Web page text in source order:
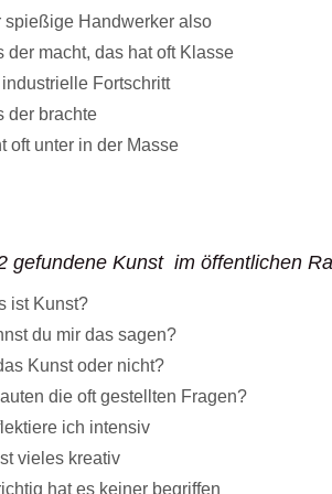
spießige Handwerker also
der macht, das hat oft Klasse
Fortschritt
der brachte
oft unter in der Masse
gefundene Kunst im öffentlichen
ist Kunst?
du mir das sagen?
Kunst oder nicht?
die oft gestellten Fragen?
ich intensiv
vieles kreativ
hat es keiner begriffen